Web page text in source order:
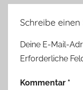
Schreibe
Deine E-Mail-
Erforderliche
Kommentar *